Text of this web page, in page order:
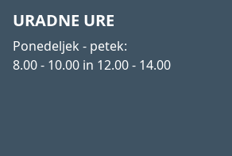
URADNE URE
Ponedeljek - petek:
8.00 - 10.00 in 12.00 - 14.00